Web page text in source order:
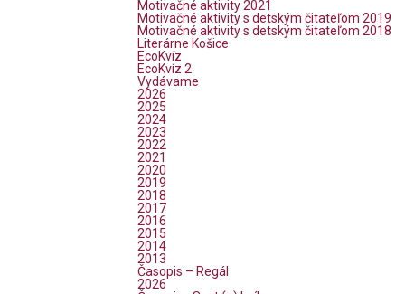
Motivačné aktivity 2021
Motivačné aktivity s detským čitateľom 2019
Motivačné aktivity s detským čitateľom 2018
Literárne Košice
EcoKvíz
EcoKvíz 2
Vydávame
2026
2025
2024
2023
2022
2021
2020
2019
2018
2017
2016
2015
2014
2013
Časopis – Regál
2026